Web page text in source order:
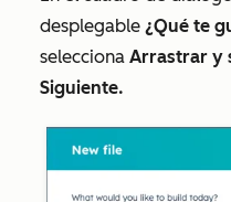
desplegable ¿Qué te
selecciona Arrastrar y
Siguiente.